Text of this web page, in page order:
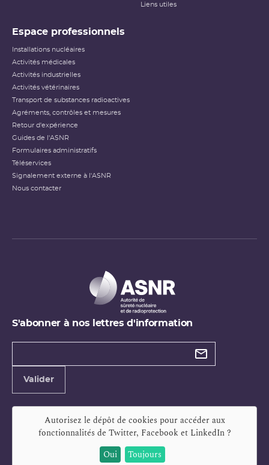
Liens utiles
Espace professionnels
Installations nucléaires
Activités médicales
Activités industrielles
Activités vétérinaires
Transport de substances radioactives
Agréments, contrôles et mesures
Retour d'expérience
Guides de l'ASNR
Formulaires administratifs
Téléservices
Signalement externe à l'ASNR
Nous contacter
S'abonner à nos lettres d'information
Types de
Valider
Autorisez le dépôt de cookies pour accéder aux
fonctionnalités de Twitter, Facebook et LinkedIn?
Oui
Toujours